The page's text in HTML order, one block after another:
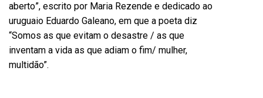
aberto”, escrito por Maria Rezende e dedicado ao
uruguaio Eduardo Galeano, em que a poeta diz
“Somos as que evitam o desastre / as que
inventam a vida as que adiam o fim/ mulher,
multidão”.